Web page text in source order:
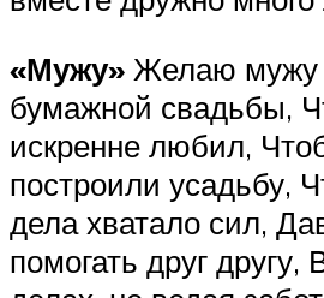
«Мужу» Желаю мужу
бумажной свадьбы,
искренне любил,
построили усадьбу,
дела хватало сил,
помогать друг